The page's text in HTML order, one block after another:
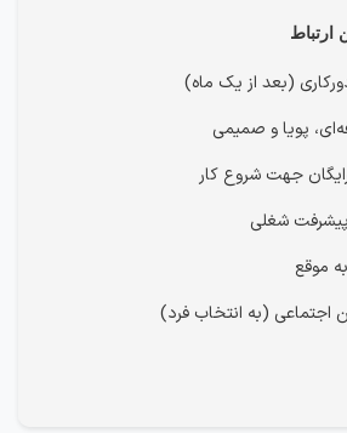
ارتباط
(بعد از یک ماه)
پویا و صمیمی
جهت شروع کار
شغلی
موقع
اجتماعی (به انتخاب فرد)